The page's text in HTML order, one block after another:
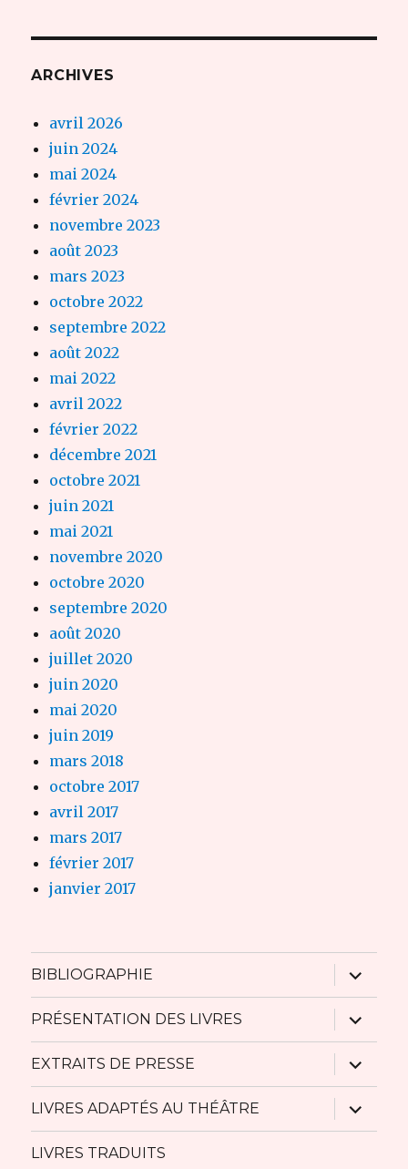
ARCHIVES
avril 2026
juin 2024
mai 2024
février 2024
novembre 2023
août 2023
mars 2023
octobre 2022
septembre 2022
août 2022
mai 2022
avril 2022
février 2022
décembre 2021
octobre 2021
juin 2021
mai 2021
novembre 2020
octobre 2020
septembre 2020
août 2020
juillet 2020
juin 2020
mai 2020
juin 2019
mars 2018
octobre 2017
avril 2017
mars 2017
février 2017
janvier 2017
BIBLIOGRAPHIE
ouvrir
le
sous-
menu
PRÉSENTATION DES LIVRES
ouvrir
le
sous-
menu
EXTRAITS DE PRESSE
ouvrir
le
sous-
menu
LIVRES ADAPTÉS AU THÉÂTRE
ouvrir
le
sous-
LIVRES TRADUITS